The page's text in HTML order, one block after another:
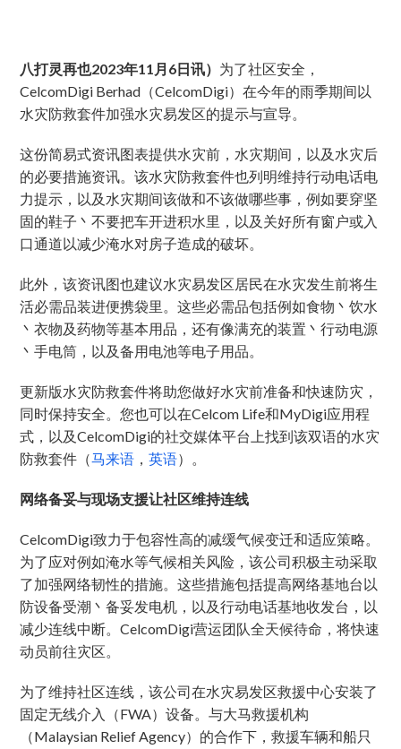
八打灵再也2023年11月6日讯） 为了社区安全，
CelcomDigi Berhad（CelcomDigi）在今年的雨季期间以
水灾防救套件加强水灾易发区的提示与宣导。
这份简易式资讯图表提供水灾前，水灾期间，以及水灾后
的必要措施资讯。该水灾防救套件也列明维持行动电话电
力提示，以及水灾期间该做和不该做哪些事，例如要穿坚
固的鞋子丶不要把车开进积水里，以及关好所有窗户或入
口通道以减少淹水对房子造成的破坏。
此外，该资讯图也建议水灾易发区居民在水灾发生前将生
活必需品装进便携袋里。这些必需品包括例如食物丶饮水
丶衣物及药物等基本用品，还有像满充的装置丶行动电源
丶手电筒，以及备用电池等电子用品。
更新版水灾防救套件将助您做好水灾前准备和快速防灾，
同时保持安全。您也可以在Celcom Life和MyDigi应用程
式，以及CelcomDigi的社交媒体平台上找到该双语的水灾
防救套件（马来语 ，英语）。
网络备妥与现场支援让社区维持连线
CelcomDigi致力于包容性高的减缓气候变迁和适应策略。
为了应对例如淹水等气候相关风险，该公司积极主动采取
了加强网络韧性的措施。这些措施包括提高网络基地台以
防设备受潮丶备妥发电机，以及行动电话基地收发台，以
减少连线中断。CelcomDigi营运团队全天候待命，将快速
动员前往灾区。
为了维持社区连线，该公司在水灾易发区救援中心安装了
固定无线介入（FWA）设备。与大马救援机构
（Malaysian Relief Agency）的合作下，救援车辆和船只